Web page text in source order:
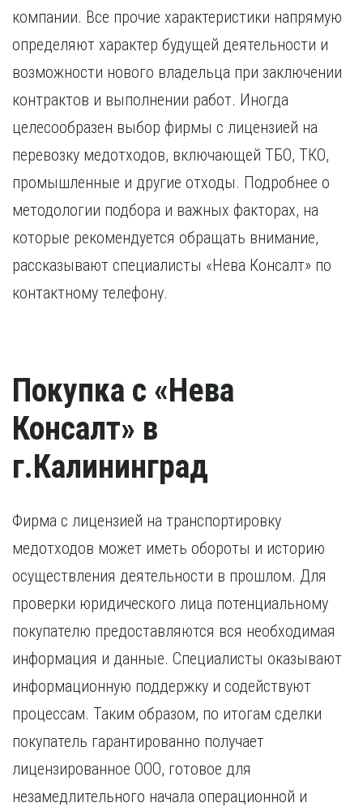
компании. Все прочие характеристики напрямую
определяют характер будущей деятельности и
возможности нового владельца при заключении
контрактов и выполнении работ. Иногда
целесообразен выбор фирмы с лицензией на
перевозку медотходов, включающей ТБО, ТКО,
промышленные и другие отходы. Подробнее о
методологии подбора и важных факторах, на
которые рекомендуется обращать внимание,
рассказывают специалисты «Нева Консалт» по
контактному телефону.
Покупка с «Нева
Консалт» в
г.Калининград
Фирма с лицензией на транспортировку
медотходов может иметь обороты и историю
осуществления деятельности в прошлом. Для
проверки юридического лица потенциальному
покупателю предоставляются вся необходимая
информация и данные. Специалисты оказывают
информационную поддержку и содействуют
процессам. Таким образом, по итогам сделки
покупатель гарантированно получает
лицензированное ООО, готовое для
незамедлительного начала операционной и